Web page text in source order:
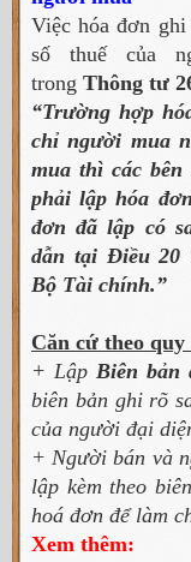
Việc hóa đơn
số thuế của
trong Thông tư
“Trường hợp
chỉ người mua
mua thì các
phải lập hóa
đơn đã lập có
dẫn tại Điều 20
Bộ Tài chính.”
Căn cứ theo
+ Lập Biên bản
biên bản ghi rõ
của người đại
+ Người bán và
lập kèm theo
hoá đơn để làm
Xem thêm: